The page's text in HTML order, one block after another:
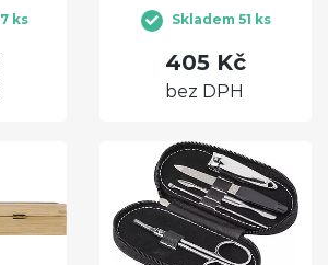
ks Skladem 51 ks
405 Kč
bez DPH